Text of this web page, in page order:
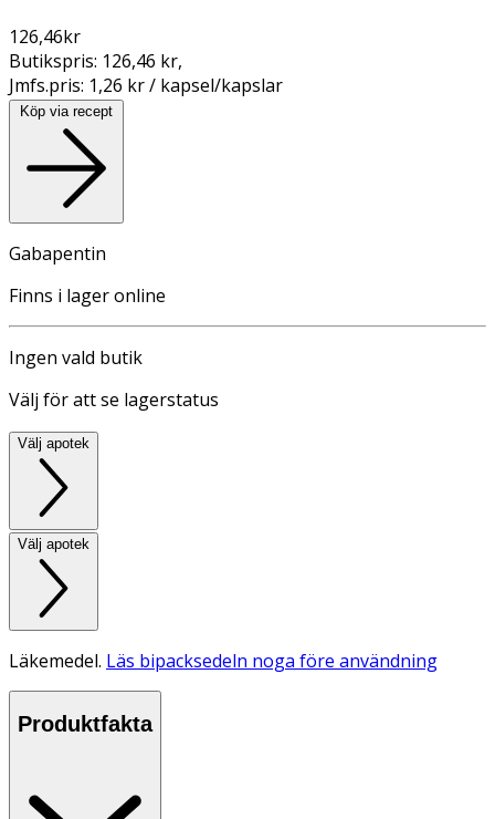
126,46kr
Butikspris: 126,46 kr,
Jmfs.pris: 1,26 kr / kapsel/kapslar
Köp via recept
Gabapentin
Finns i lager online
Ingen vald butik
Välj för att se lagerstatus
Välj apotek
Välj apotek
Läkemedel. Läs bipacksedeln noga före användning
Produktfakta